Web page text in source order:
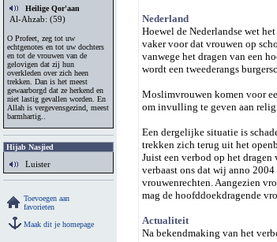
Heilige Qor'aan
Al-Ahzab: (59)
O Profeet, zeg tot uw
echtgenotes en tot uw dochters
en tot de vrouwen van de
gelovigen dat zij hun
overkleden over zich heen
trekken. Dan is het meest
gewaarborgd dat ze herkend en
niet lastig gevallen worden. En
Allah is vergevensgezind, meest
barmhartig..
Hijab Nasjied
Luister
Toevoegen aan
favorieten
Maak dit je homepage
Nederland
Hoewel de Nederlandse wet
vaker voor dat vrouwen op
vanwege het dragen van een
wordt een tweederangs
Moslimvrouwen komen voor
om invulling te geven aan
Een dergelijke situatie is
trekken zich terug uit het
Juist een verbod op het
verbaast ons dat wij anno
vrouwenrechten. Aangezien
mag de hoofddoekdragende
Actualiteit
Na bekendmaking van het